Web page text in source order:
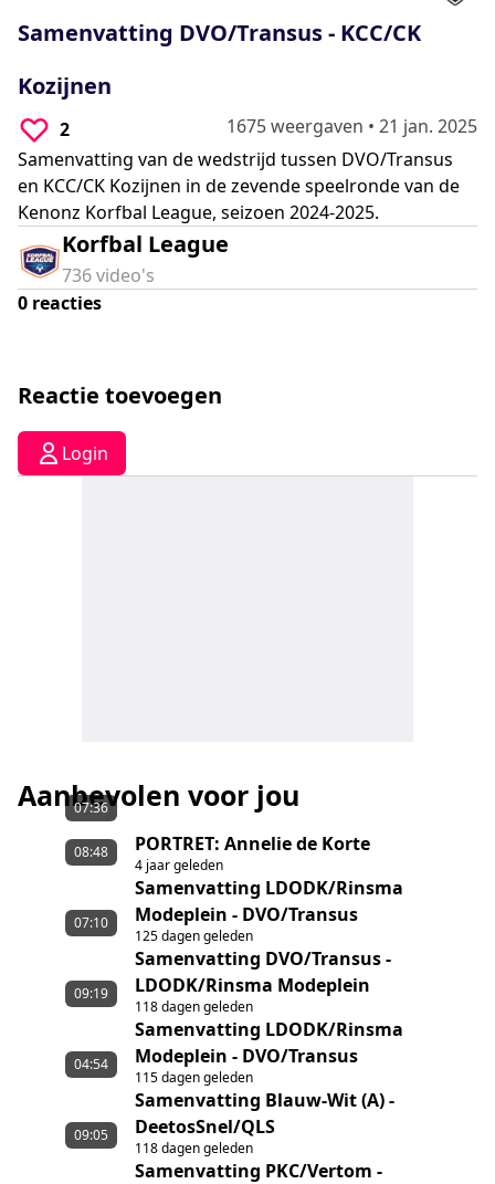
seconds
Samenvatting DVO/Transus - KCC/CK
Kozijnen
2 1675 weergaven • 21 jan. 2025
Samenvatting van de wedstrijd tussen DVO/Transus
en KCC/CK Kozijnen in de zevende speelronde van de
Kenonz Korfbal League, seizoen 2024-2025.
Korfbal League
736video's
0 reacties
Reactie toevoegen
Login
Aanbevolen voor jou
07:36
PORTRET: Annelie de Korte
4 jaar geleden
08:48
Samenvatting LDODK/Rinsma
Modeplein - DVO/Transus
125 dagen geleden
07:10
Samenvatting DVO/Transus -
LDODK/Rinsma Modeplein
118 dagen geleden
09:19
Samenvatting LDODK/Rinsma
Modeplein - DVO/Transus
115 dagen geleden
04:54
Samenvatting Blauw-Wit (A) -
DeetosSnel/QLS
118 dagen geleden
09:05
Samenvatting PKC/Vertom -